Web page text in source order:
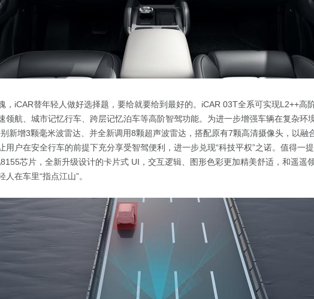
，iCAR替年轻人做好选择题，要给就要给到最好的。iCAR 03T全系可实现L2++高
领航、城市记忆行车、跨层记忆泊车等高阶智驾功能。为进一步增强车辆在复杂环
新增3颗毫米波雷达、并全新调用8颗超声波雷达，搭配原有7颗高清摄像头，以融
用户在安全行车的前提下充分享受智驾便利，进一步兑现“科技平权”之诺。值得一提
芯片，全新升级设计的卡片式 UI，交互逻辑、图形色彩更加精美舒适，和遥遥
在车里“指点江山”。